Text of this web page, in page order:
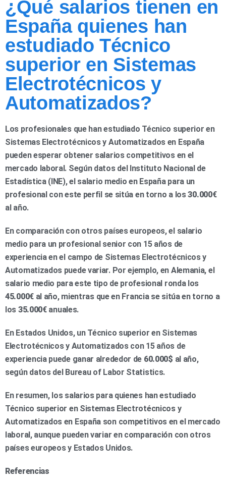
¿Qué salarios tienen en
España quienes han
estudiado Técnico
superior en Sistemas
Electrotécnicos y
Automatizados?
Los profesionales que han estudiado Técnico superior en
Sistemas Electrotécnicos y Automatizados en España
pueden esperar obtener salarios competitivos en el
mercado laboral. Según datos del Instituto Nacional de
Estadística (INE), el salario medio en España para un
profesional con este perfil se sitúa en torno a los30.000€
al año.
En comparación con otros países europeos, el salario
medio para un profesional senior con 15 años de
experiencia en el campo de Sistemas Electrotécnicos y
Automatizados puede variar. Por ejemplo, en Alemania, el
salario medio para este tipo de profesional ronda los
45.000€al año, mientras que en Francia se sitúa en torno a
los 35.000€anuales.
En Estados Unidos, un Técnico superior en Sistemas
Electrotécnicos y Automatizados con 15 años de
experiencia puede ganar alrededor de 60.000$ al año,
según datos del Bureau of Labor Statistics.
En resumen, los salarios para quienes han estudiado
Técnico superior en Sistemas Electrotécnicos y
Automatizados en España son competitivos en el mercado
laboral, aunque pueden variar en comparación con otros
países europeos y Estados Unidos.
Referencias